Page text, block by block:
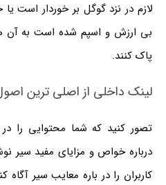
لازم در نزد گوگل بر خوردار است
بی ارزش و اسپم شده است به آن
پاک کنند.
لینک داخلی از اصلی ترین
تصور کنید که شما محتوایی را
درباره خواص و مزایای مفید سیر
کاربران را در باره معایب سیر